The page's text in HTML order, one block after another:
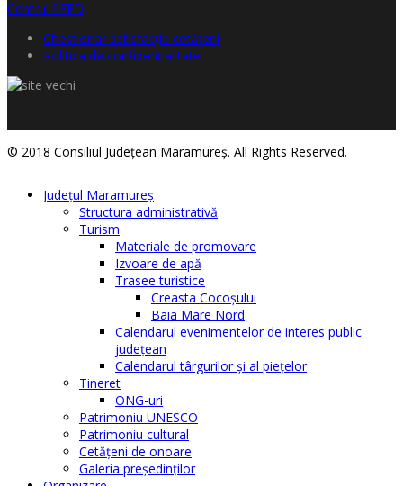
Chestionar satisfacţie cetăţeni
Politica de confidențialitate
© 2018 Consiliul Judeţean Maramureş. All Rights Reserved.
Judeţul Maramureş
Structura administrativă
Turism
Materiale de promovare
Izvoare de apă
Trasee turistice
Creasta Cocoșului
Baia Mare Nord
Calendarul evenimentelor de interes public
judeţean
Calendarul târgurilor şi al pieţelor
Tineret
ONG-uri
Patrimoniu UNESCO
Patrimoniu cultural
Cetăţeni de onoare
Galeria președinților